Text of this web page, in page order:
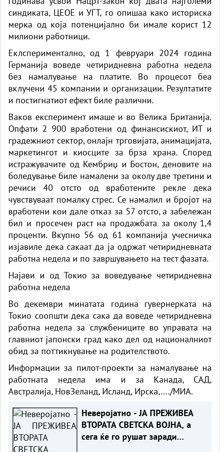
синдиката, ЦЕОЕ и УГТ, го опишаа како историска
мерка од која потенцијално би имале корист 12
милиони работници.
Еклспериментално, од 1 февруари 2024 година
Германија воведе четиридневна работна недела
без намалување на платите. Во процесот беа
вклучени 45 компании и организации. Резултатите
и постигнатиот ефект биле различни.
Ваков експеримент имаше и во Велика Британија.
Опфати 2 900 вработени од финансискиот, ИТ и
градежниот сектор, онлајн трговијата, анимацијата,
маркетингот и киосците за брза храна. Според
истражувачите од Кембриџ и Бостон, деновите на
боледување биле намалени за околу две третини и
речиси 40 отсто од вработените рекле дека
чувствуваат помалку стрес. Се намалил и бројот на
вработени кои дале отказ за 57 отсто, а забележан
бил и просечен раст на продажбата за околу 1,4
проценти. Вкупно 56 од 61 компанија учесничка
изјавиле дека сакаат да ја одржат четиридневната
работна недела и по завршувањето на тест фазата.
Најави и од Токио за воведување четиридневна
работна недела
Во декември минатата година гувернерката на
Токио соопшти дека сака да воведе четиридневна
работна недела за службениците во управата на
главниот јапонски град како дел од националниот
обид за поттикнување на родителството.
Информации за пилот-проекти за намалување на
работната недела има и за Канадa, САД,
Австралија, НовЗеланд, Исланд, Ирска,..../МИА.
Неверојатно - ЈА ПРЕЖИВЕА
ВТОРАТА СВЕТСКА ВОЈНА, а
сега ќе го рушат заради